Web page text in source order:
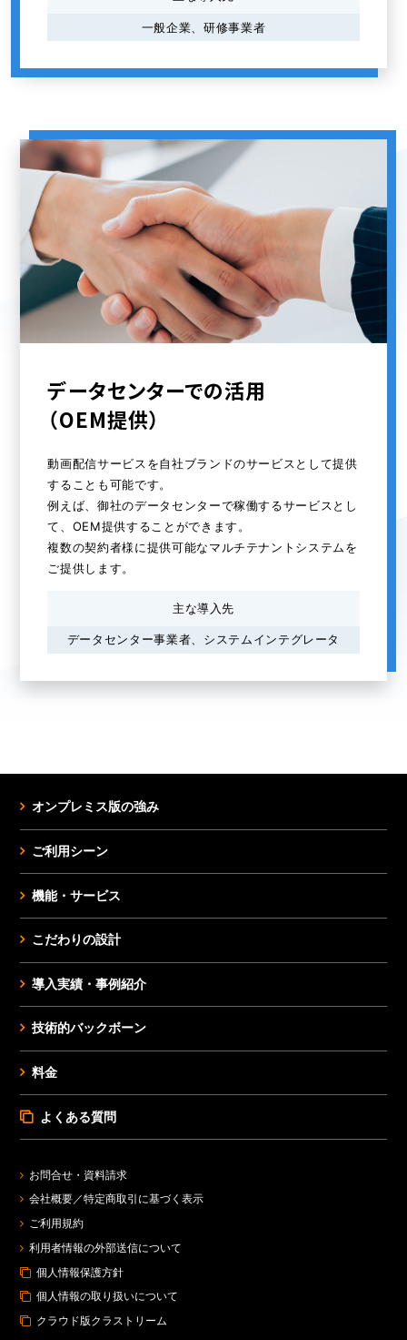
一般企業、研修事業者
データセンターでの活用
（OEM提供）
動画配信サービスを自社ブランドのサービスとして提供
することも可能です。
例えば、御社のデータセンターで稼働するサービスとし
て、OEM提供することができます。
複数の契約者様に提供可能なマルチテナントシステムを
ご提供します。
主な導入先
データセンター事業者、システムインテグレータ
オンプレミス版の強み
ご利用シーン
機能・サービス
こだわりの設計
導入実績・事例紹介
技術的バックボーン
料金
よくある質問
お問合せ・資料請求
会社概要／特定商取引に基づく表示
ご利用規約
利用者情報の外部送信について
個人情報保護方針
個人情報の取り扱いについて
クラウド版クラストリーム